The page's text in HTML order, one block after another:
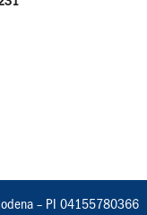
– PI 04155780366